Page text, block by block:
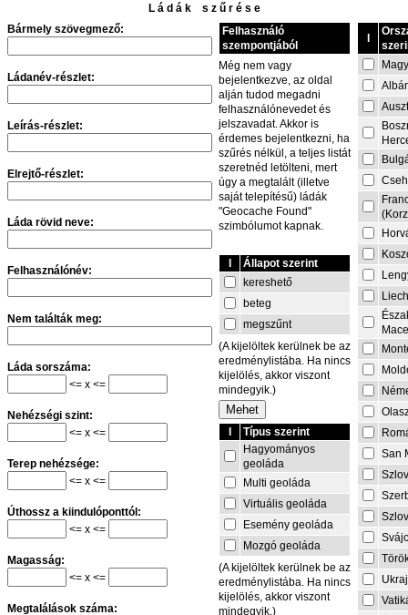
L á d á k s z ű r é s e
Bármely szövegmező:
Ládanév-részlet:
Leírás-részlet:
Elrejtő-részlet:
Láda rövid neve:
Felhasználónév:
Nem találták meg:
Láda sorszáma:
<= x <=
Nehézségi szint:
<= x <=
Terep nehézsége:
<= x <=
Úthossz a kiindulóponttól:
<= x <=
Magasság:
<= x <=
Megtalálások száma:
Felhasználó
szempontjából
Még nem vagy
bejelentkezve, az oldal
alján tudod megadni
felhasználónevedet és
jelszavadat. Akkor is
érdemes bejelentkezni, ha
szűrés nélkül, a teljes listát
szeretnéd letölteni, mert
úgy a megtalált (illetve
saját telepítésű) ládák
"Geocache Found"
szimbólumot kapnak.
Állapot szerint
kereshető
beteg
megszűnt
(A kijelöltek kerülnek be az
eredménylistába. Ha nincs
kijelölés, akkor viszont
mindegyik.)
Típus szerint
Hagyományos
geoláda
Multi geoláda
Virtuális geoláda
Esemény geoláda
Mozgó geoláda
(A kijelöltek kerülnek be az
eredménylistába. Ha nincs
kijelölés, akkor viszont
mindegyik.)
San